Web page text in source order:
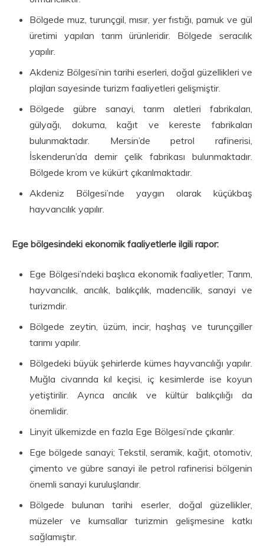
Bölgede muz, turunçgil, mısır, yer fıstığı, pamuk ve gül
üretimi yapılan tarım ürünleridir. Bölgede seracılık
yapılır.
Akdeniz Bölgesi’nin tarihi eserleri, doğal güzellikleri ve
plajları sayesinde turizm faaliyetleri gelişmiştir.
Bölgede gübre sanayi, tarım aletleri fabrikaları,
gülyağı, dokuma, kağıt ve kereste fabrikaları
bulunmaktadır. Mersin’de petrol rafinerisi,
İskenderun’da demir çelik fabrikası bulunmaktadır.
Bölgede krom ve kükürt çıkarılmaktadır.
Akdeniz Bölgesi’nde yaygın olarak küçükbaş
hayvancılık yapılır.
Ege bölgesindeki ekonomik faaliyetlerle ilgili rapor:
Ege Bölgesi’ndeki başlıca ekonomik faaliyetler; Tarım,
hayvancılık, arıcılık, balıkçılık, madencilik, sanayi ve
turizmdir.
Bölgede zeytin, üzüm, incir, haşhaş ve turunçgiller
tarımı yapılır.
Bölgedeki büyük şehirlerde kümes hayvancılığı yapılır.
Muğla civarında kıl keçisi, iç kesimlerde ise koyun
yetiştirilir. Ayrıca arıcılık ve kültür balıkçılığı da
önemlidir.
Linyit ülkemizde en fazla Ege Bölgesi’nde çıkarılır.
Ege bölgede sanayi; Tekstil, seramik, kağıt, otomotiv,
çimento ve gübre sanayi ile petrol rafinerisi bölgenin
önemli sanayi kuruluşlarıdır.
Bölgede bulunan tarihi eserler, doğal güzellikler,
müzeler ve kumsallar turizmin gelişmesine katkı
sağlamıştır.